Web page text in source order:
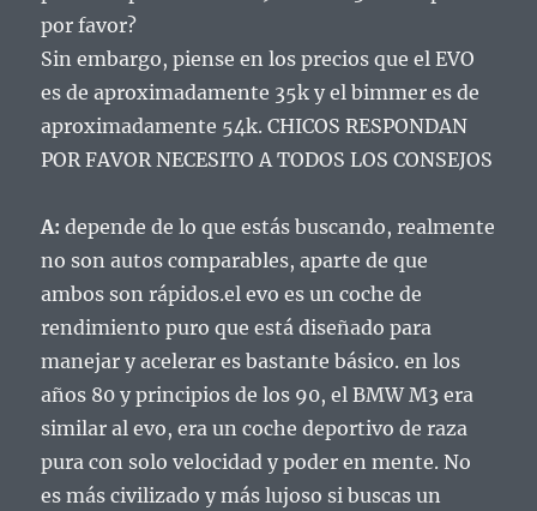
por favor?
Sin embargo, piense en los precios que el EVO
es de aproximadamente 35k y el bimmer es de
aproximadamente 54k. CHICOS RESPONDAN
POR FAVOR NECESITO A TODOS LOS CONSEJOS
A: depende de lo que estás buscando, realmente
no son autos comparables, aparte de que
ambos son rápidos.el evo es un coche de
rendimiento puro que está diseñado para
manejar y acelerar es bastante básico. en los
años 80 y principios de los 90, el BMW M3 era
similar al evo, era un coche deportivo de raza
pura con solo velocidad y poder en mente. No
es más civilizado y más lujoso si buscas un